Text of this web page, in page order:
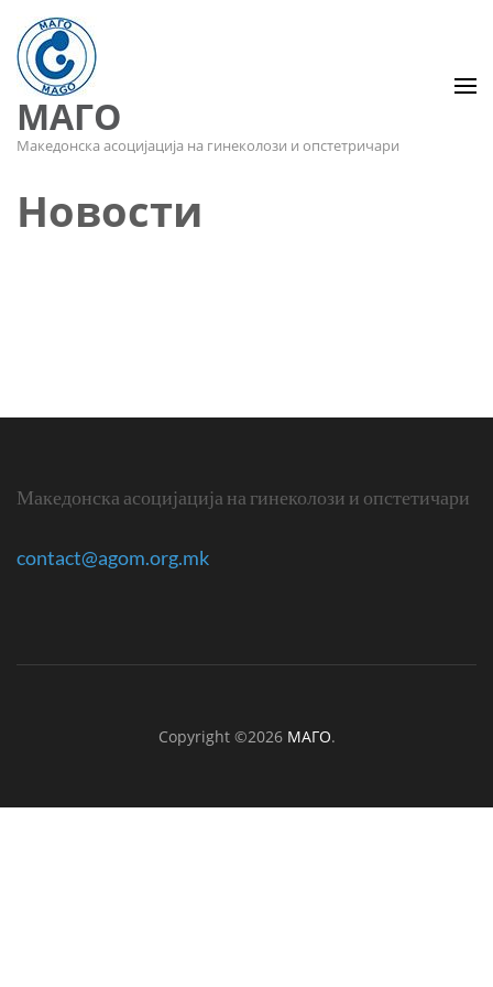
МАГО
Македонска асоцијација на гинеколози и опстетричари
Новости
Македонска асоцијација на гинеколози и опстетичари
contact@agom.org.mk
Copyright ©2026 МАГО.